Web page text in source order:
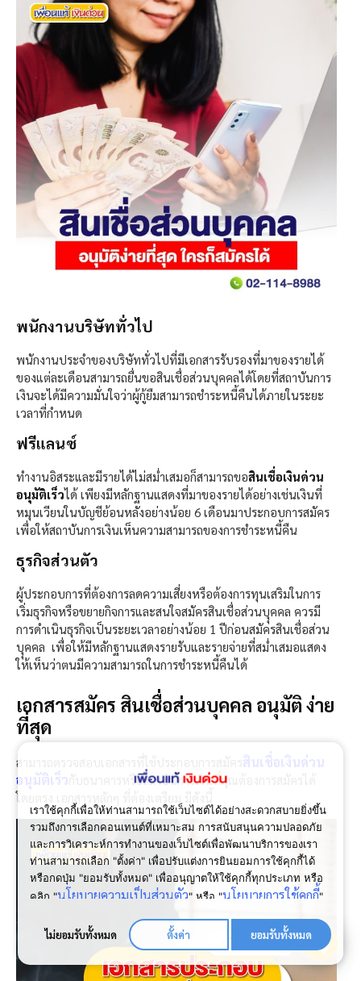
พนักงานบริษัททั่วไป
พนักงานประจำของบริษัททั่วไปที่มีเอกสารรับรองที่มาของรายได้
ของแต่ละเดือนสามารถยื่นขอสินเชื่อส่วนบุคคลได้โดยที่สถาบันการ
เงินจะได้มีความมั่นใจว่าผู้กู้ยืมสามารถชำระหนี้คืนได้ภายในระยะ
เวลาที่กำหนด
ฟรีแลนซ์
ทำงานอิสระและมีรายได้ไม่สม่ำเสมอก็สามารถขอสินเชื่อเงินด่วน
อนุมัติเร็วได้ เพียงมีหลักฐานแสดงที่มาของรายได้อย่างเช่นเงินที่
หมุนเวียนในบัญชีย้อนหลังอย่างน้อย 6 เดือนมาประกอบการสมัคร
เพื่อให้สถาบันการเงินเห็นความสามารถของการชำระหนี้คืน
ธุรกิจส่วนตัว
ผู้ประกอบการที่ต้องการลดความเสี่ยงหรือต้องการทุนเสริมในการ
เริ่มธุรกิจหรือขยายกิจการและสนใจสมัครสินเชื่อส่วนบุุคคล ควรมี
การดำเนินธุรกิจเป็นระยะเวลาอย่างน้อย 1 ปีก่อนสมัครสินเชื่อส่วน
บุุคคล เพื่อให้มีหลักฐานแสดงรายรับและรายจ่ายที่สม่ำเสมอแสดง
ให้เห็นว่าตนมีความสามารถในการชำระหนี้คืนได้
เอกสารสมัคร สินเชื่อส่วนบุคคล อนุมัติ ง่าย
ที่สุด
สามารถตรวจสอบเอกสารที่ใช้ประกอบการสมัคร สินเชื่อเงินด่วน
อนุมัติเร็ว กับธนาคารหรือสถาบันการเงินที่คุณต้องการสมัครได้
โดยตรง เอกสารหลักๆ ที่ต้องเตรียม มีดังนี้
เราใช้คุกกี้เพื่อให้ท่านสามารถใช้เว็บไซต์ได้อย่างสะดวกสบายยิ่งขึ้น
รวมถึงการเลือกคอนเทนต์ที่เหมาะสม การสนับสนุนความปลอดภัย
และการวิเคราะห์การทำงานของเว็บไซต์เพื่อพัฒนาบริการของเรา
ท่านสามารถเลือก "ตั้งค่า" เพื่อปรับแต่งการยินยอมการใช้คุกกี้ได้
หรือกดปุ่ม "ยอมรับทั้งหมด" เพื่ออนุญาตให้ใช้คุกกี้ทุกประเภท หรือ
คลิก "นโยบายความเป็นส่วนตัว" หรือ "นโยบายการใช้คุกกี้"
ไม่ยอมรับทั้งหมด ตั้งค่า ยอมรับทั้งหมด
ปรึกษาเรา
Open